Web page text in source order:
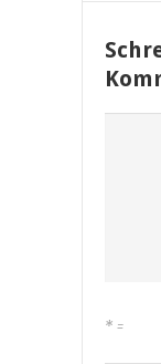
* =